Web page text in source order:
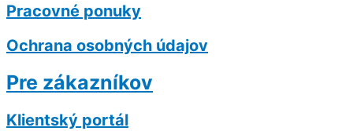
Pracovné ponuky
Ochrana osobných údajov
Pre zákazníkov
Klientský portál